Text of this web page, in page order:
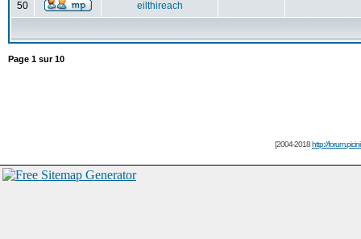
50 eilthireach
Page 1 sur10
[2004-2018http://